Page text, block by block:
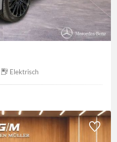
Elektrisch